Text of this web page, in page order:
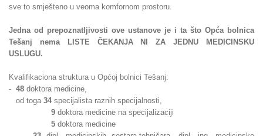
sve to smješteno u veoma komfornom prostoru.
Jedna od prepoznatljivosti ove ustanove je i ta što Opća bolnica
Tešanj nema LISTE ČEKANJA NI ZA JEDNU MEDICINSKU
USLUGU.
Kvalifikaciona struktura u Općoj bolnici Tešanj:
- 48 doktora medicine,
od toga 34 specijalista raznih specijalnosti,
9 doktora medicine na specijalizaciji
5 doktora medicine